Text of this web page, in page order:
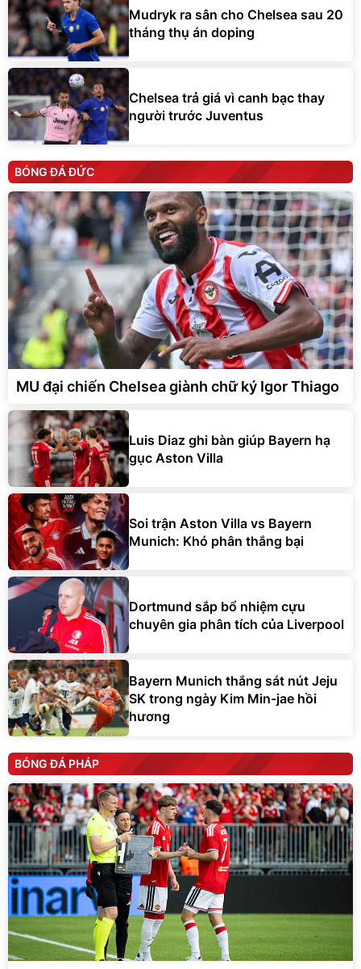
Mudryk ra sân cho Chelsea sau 20
tháng thụ án doping
Chelsea trả giá vì canh bạc thay
người trước Juventus
BÓNG ĐÁ ĐỨC
MU đại chiến Chelsea giành chữ ký Igor Thiago
Luis Diaz ghi bàn giúp Bayern hạ
gục Aston Villa
Soi trận Aston Villa vs Bayern
Munich: Khó phân thắng bại
Dortmund sắp bổ nhiệm cựu
chuyên gia phân tích của Liverpool
Bayern Munich thắng sát nút Jeju
SK trong ngày Kim Min-jae hồi
hương
BÓNG ĐÁ PHÁP